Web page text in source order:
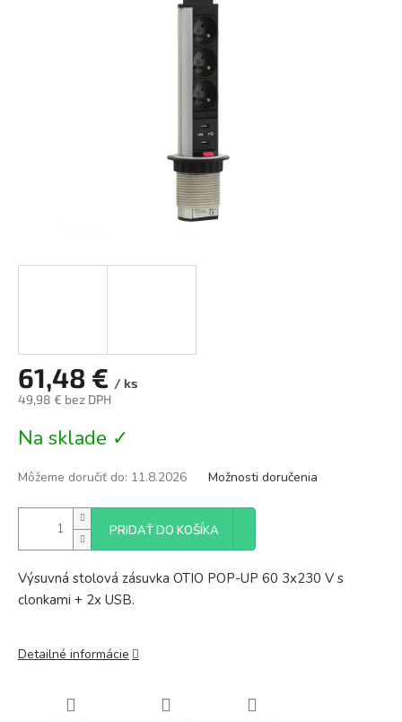
61,48 € / ks
49,98 € bez DPH
cena:
Na sklade ✓
Môžeme doručiť do: 11.8.2026 Možnosti doručenia
PRIDAŤ DO KOŠÍKA
Výsuvná stolová zásuvka OTIO POP-UP 60 3x230 V s
clonkami + 2x USB.
Detailné informácie